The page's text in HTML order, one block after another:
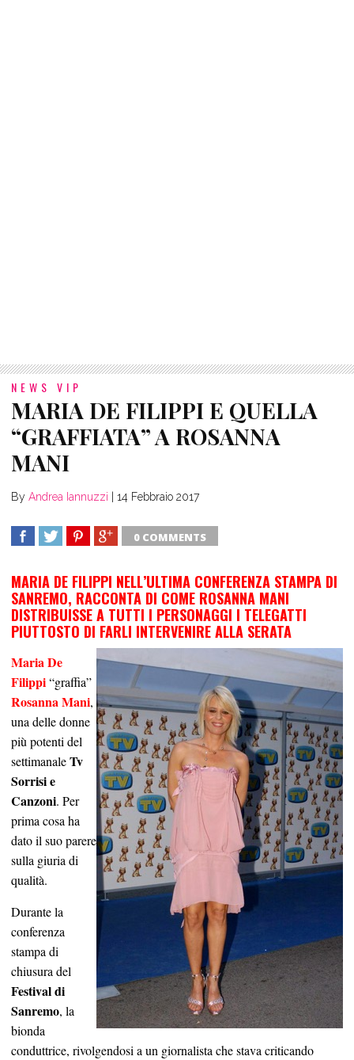
NEWS VIP
MARIA DE FILIPPI E QUELLA
“GRAFFIATA” A ROSANNA
MANI
By Andrea Iannuzzi 14 Febbraio 2017
0 COMMENTS
MARIA DE FILIPPI NELL’ULTIMA CONFERENZA STAMPA DI
SANREMO, RACCONTA DI COME ROSANNA MANI
DISTRIBUISSE A TUTTI I PERSONAGGI I TELEGATTI
PIUTTOSTO DI FARLI INTERVENIRE ALLA SERATA
Maria De
Filippi“graffia”
Rosanna Mani,
una delle donne
più potenti del
settimanaleTv
Sorrisi e
Canzoni. Per
prima cosa ha
dato il suo parere
sulla giuria di
qualità.
Durante la
conferenza
stampa di
chiusura del
Festival di
Sanremo, la
bionda
conduttrice, rivolgendosi a un giornalista che stava criticando